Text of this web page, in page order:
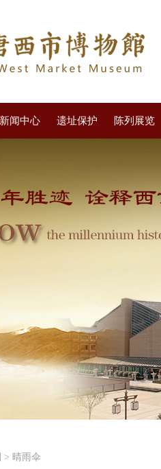
新闻中心 遗址保护 陈列展览
> 晴雨伞